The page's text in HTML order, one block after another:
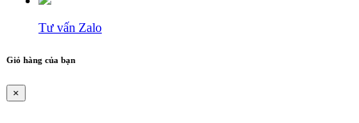
Tư vấn Zalo
Giỏ hàng của bạn
×